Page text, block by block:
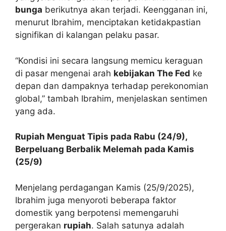
bunga berikutnya akan terjadi. Keengganan ini,
menurut Ibrahim, menciptakan ketidakpastian
signifikan di kalangan pelaku pasar.
“Kondisi ini secara langsung memicu keraguan
di pasar mengenai arah kebijakan The Fed ke
depan dan dampaknya terhadap perekonomian
global,” tambah Ibrahim, menjelaskan sentimen
yang ada.
Rupiah Menguat Tipis pada Rabu (24/9),
Berpeluang Berbalik Melemah pada Kamis
(25/9)
Menjelang perdagangan Kamis (25/9/2025),
Ibrahim juga menyoroti beberapa faktor
domestik yang berpotensi memengaruhi
pergerakan rupiah. Salah satunya adalah